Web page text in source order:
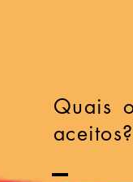
Quais
aceitos?